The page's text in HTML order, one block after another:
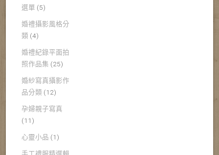
選單 (5)
婚禮攝影風格分
類 (4)
婚禮紀錄平面拍
照作品集 (25)
婚紗寫真攝影作
品分類 (12)
孕婦親子寫真
(11)
心靈小品 (1)